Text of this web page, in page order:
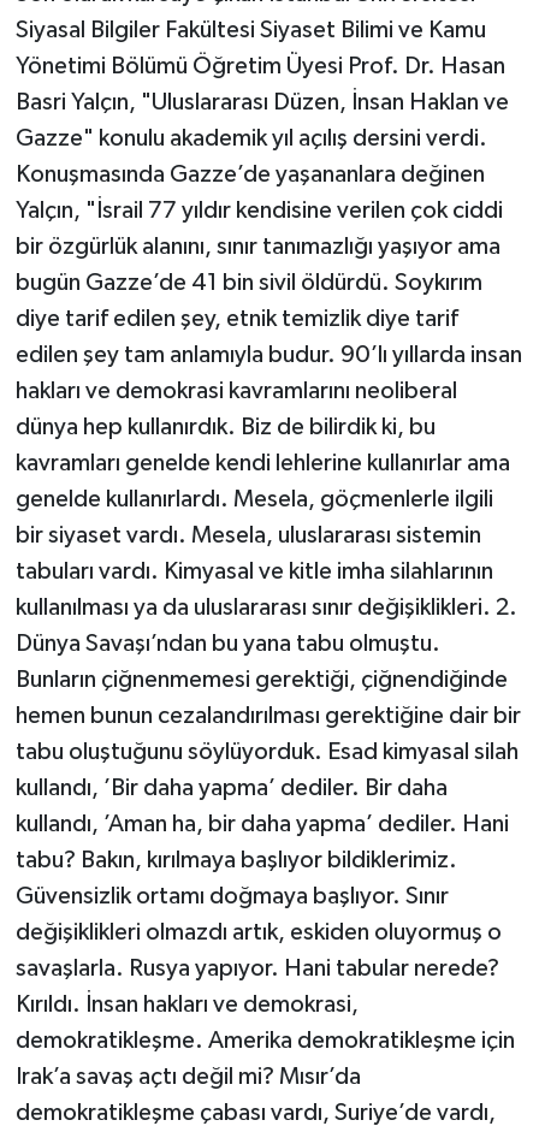
Siyasal Bilgiler Fakültesi Siyaset Bilimi ve Kamu
Yönetimi Bölümü Öğretim Üyesi Prof. Dr. Hasan
Basri Yalçın, "Uluslararası Düzen, İnsan Haklan ve
Gazze" konulu akademik yıl açılış dersini verdi.
Konuşmasında Gazze’de yaşananlara değinen
Yalçın, "İsrail 77 yıldır kendisine verilen çok ciddi
bir özgürlük alanını, sınır tanımazlığı yaşıyor ama
bugün Gazze’de 41 bin sivil öldürdü. Soykırım
diye tarif edilen şey, etnik temizlik diye tarif
edilen şey tam anlamıyla budur. 90’lı yıllarda insan
hakları ve demokrasi kavramlarını neoliberal
dünya hep kullanırdık. Biz de bilirdik ki, bu
kavramları genelde kendi lehlerine kullanırlar ama
genelde kullanırlardı. Mesela, göçmenlerle ilgili
bir siyaset vardı. Mesela, uluslararası sistemin
tabuları vardı. Kimyasal ve kitle imha silahlarının
kullanılması ya da uluslararası sınır değişiklikleri. 2.
Dünya Savaşı’ndan bu yana tabu olmuştu.
Bunların çiğnenmemesi gerektiği, çiğnendiğinde
hemen bunun cezalandırılması gerektiğine dair bir
tabu oluştuğunu söylüyorduk. Esad kimyasal silah
kullandı, ’Bir daha yapma’ dediler. Bir daha
kullandı, ’Aman ha, bir daha yapma’ dediler. Hani
tabu? Bakın, kırılmaya başlıyor bildiklerimiz.
Güvensizlik ortamı doğmaya başlıyor. Sınır
değişiklikleri olmazdı artık, eskiden oluyormuş o
savaşlarla. Rusya yapıyor. Hani tabular nerede?
Kırıldı. İnsan hakları ve demokrasi,
demokratikleşme. Amerika demokratikleşme için
Irak’a savaş açtı değil mi? Mısır’da
demokratikleşme çabası vardı, Suriye’de vardı,